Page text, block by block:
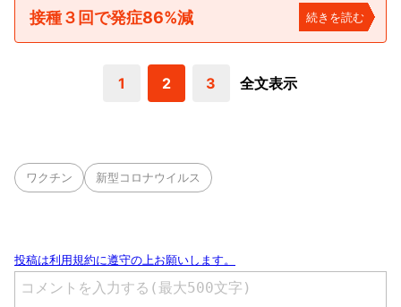
接種３回で発症86%減 続きを読む
1 2 3 全文表示
ワクチン 新型コロナウイルス